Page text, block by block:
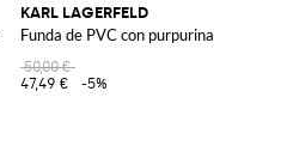
KARL LAGERFELD
Funda de PVC con purpurina
50,00 €
47,49 €
-5%